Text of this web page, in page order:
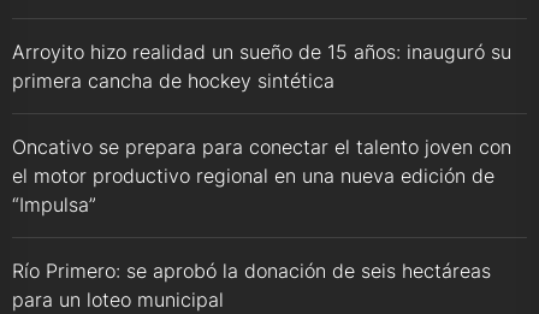
Arroyito hizo realidad un sueño de 15 años: inauguró su
primera cancha de hockey sintética
Oncativo se prepara para conectar el talento joven con
el motor productivo regional en una nueva edición de
“Impulsa”
Río Primero: se aprobó la donación de seis hectáreas
para un loteo municipal